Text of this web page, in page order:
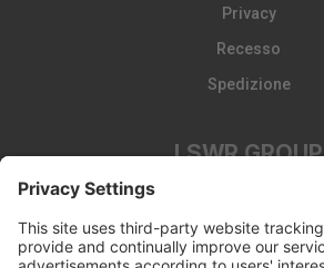
Privacy
Recesso
Spedizione
LSWR GROUP
Edizioni EDRA